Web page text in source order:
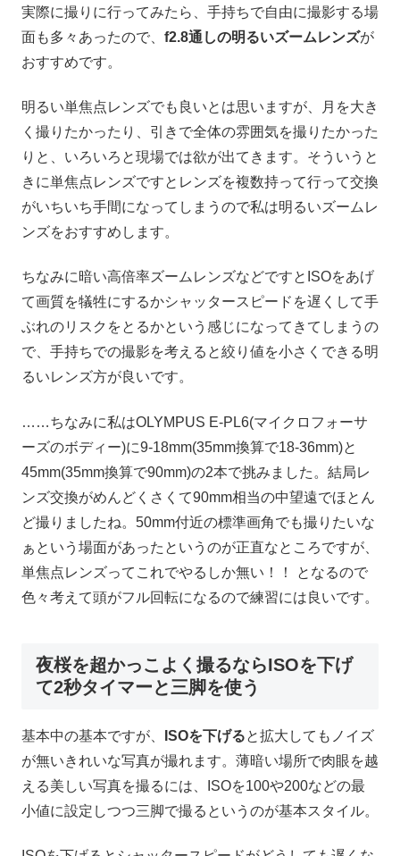
実際に撮りに行ってみたら、手持ちで自由に撮影する場
面も多々あったので、 f2.8通しの明るいズームレンズが
おすすめです。
明るい単焦点レンズでも良いとは思いますが、月を大き
く撮りたかったり、引きで全体の雰囲気を撮りたかった
りと、いろいろと現場では欲が出てきます。そういうと
きに単焦点レンズですとレンズを複数持って行って交換
がいちいち手間になってしまうので私は明るいズームレ
ンズをおすすめします。
ちなみに暗い高倍率ズームレンズなどですとISOをあげ
て画質を犠牲にするかシャッタースピードを遅くして手
ぶれのリスクをとるかという感じになってきてしまうの
で、手持ちでの撮影を考えると絞り値を小さくできる明
るいレンズ方が良いです。
……ちなみに私はOLYMPUS E-PL6(マイクロフォーサ
ーズのボディー)に9-18mm(35mm換算で18-36mm)と
45mm(35mm換算で90mm)の2本で挑みました。結局レ
ンズ交換がめんどくさくて90mm相当の中望遠でほとん
ど撮りましたね。50mm付近の標準画角でも撮りたいな
ぁという場面があったというのが正直なところですが、
単焦点レンズってこれでやるしか無い！！ となるので
色々考えて頭がフル回転になるので練習には良いです。
夜桜を超かっこよく撮るならISOを下げ
て2秒タイマーと三脚を使う
基本中の基本ですが、 ISOを下げると拡大してもノイズ
が無いきれいな写真が撮れます。薄暗い場所で肉眼を越
える美しい写真を撮るには、ISOを100や200などの最
小値に設定しつつ三脚で撮るというのが基本スタイル。